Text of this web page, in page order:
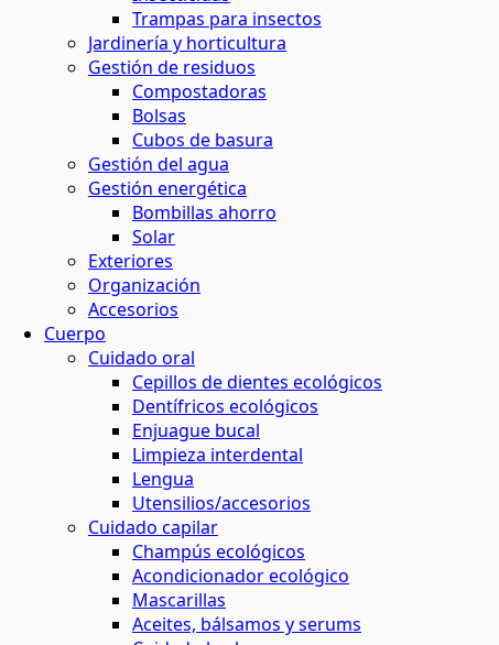
Trampas para insectos
Jardinería y horticultura
Gestión de residuos
Compostadoras
Bolsas
Cubos de basura
Gestión del agua
Gestión energética
Bombillas ahorro
Solar
Exteriores
Organización
Accesorios
Cuerpo
Cuidado oral
Cepillos de dientes ecológicos
Dentífricos ecológicos
Enjuague bucal
Limpieza interdental
Lengua
Utensilios/accesorios
Cuidado capilar
Champús ecológicos
Acondicionador ecológico
Mascarillas
Aceites, bálsamos y serums